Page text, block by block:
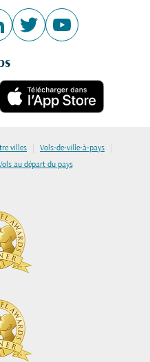
villes | Vols-de-ville-à-pays |
au départ du pays